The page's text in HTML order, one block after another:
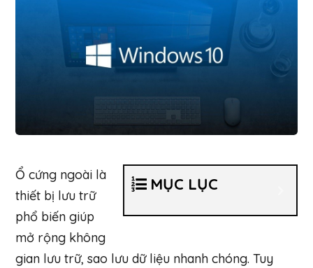
MỤC LỤC
Ổ cứng ngoài là
thiết bị lưu trữ
phổ biến giúp
mở rộng không
gian lưu trữ, sao lưu dữ liệu nhanh chóng. Tuy